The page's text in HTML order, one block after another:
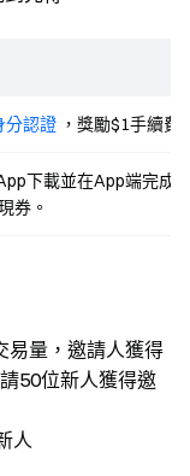
分認證 ，獎勵$1手續費
下載並在App端完成
券。
易量，邀請人獲得
50位新人獲得邀
人